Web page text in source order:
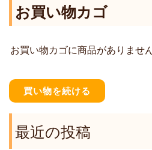
0
お買い物カゴ
お買い物カゴに商品がありません
買い物を続ける
最近の投稿